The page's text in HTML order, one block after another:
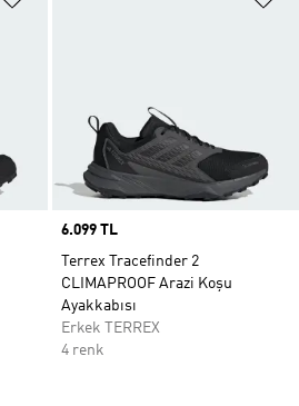
Price
6.099 TL
Terrex Tracefinder 2
CLIMAPROOF Arazi Koşu
Ayakkabısı
Erkek TERREX
4 renk